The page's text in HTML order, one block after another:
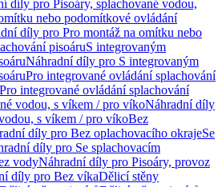
díly pro Pisoáry, splachované vodou,
nebo podomítkové ovládání
díly pro Pro montáž na omítku nebo
pisoáruS integrovaným
Náhradní díly pro S integrovaným
Pro integrované ovládání splachování
integrované ovládání splachování
vodou, s víkem / pro víkoNáhradní díly
s víkem / pro víkoBez
díly pro Bez oplachovacího okrajeSe
díly pro Se splachovacím
vodyNáhradní díly pro Pisoáry, provoz
díly pro Bez víkaDělicí stěny